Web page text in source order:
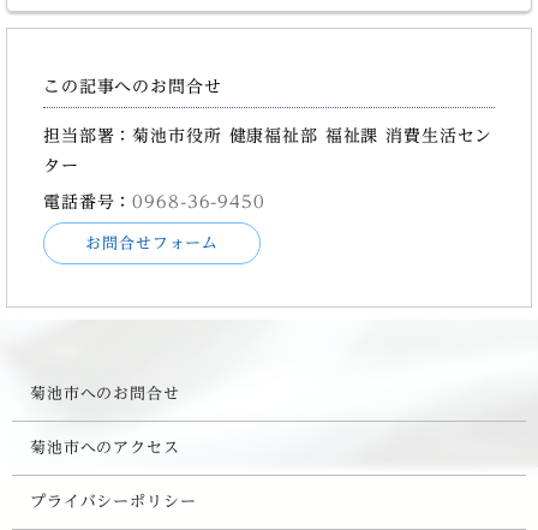
この記事へのお問合せ
担当部署：菊池市役所 健康福祉部 福祉課 消費生活セン
ター
電話番号：0968-36-9450
お問合せフォーム
菊池市へのお問合せ
菊池市へのアクセス
プライバシーポリシー